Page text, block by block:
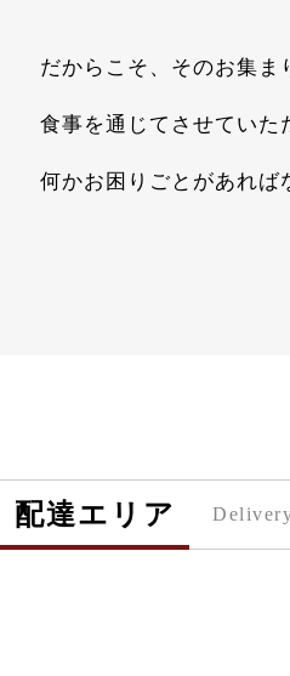
だからこそ、そのお集ま
食事を通じてさせていた
何かお困りごとがあれば
配達エリア